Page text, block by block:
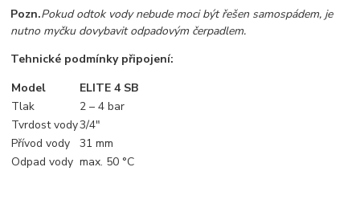
Pozn.Pokud odtok vody nebude moci být řešen samospádem, je
nutno myčku dovybavit odpadovým čerpadlem.
Tehnické podmínky připojení:
Model
ELITE 4 SB
Tlak
2 – 4 bar
Tvrdost vody3/4"
Přívod vody
31 mm
Odpad vody max. 50 °C